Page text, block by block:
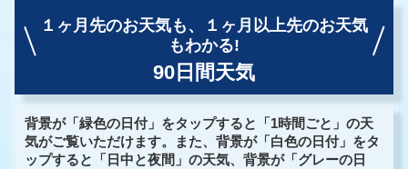
１ヶ月先のお天気も、
１ヶ月以上先のお天気
もわかる!
90日間天気
背景が「緑色の日付」をタップすると「1時間ごと」の天
気がご覧いただけます。また、背景が「白色の日付」をタ
ップすると「日中と夜間」の天気、背景が「グレーの日